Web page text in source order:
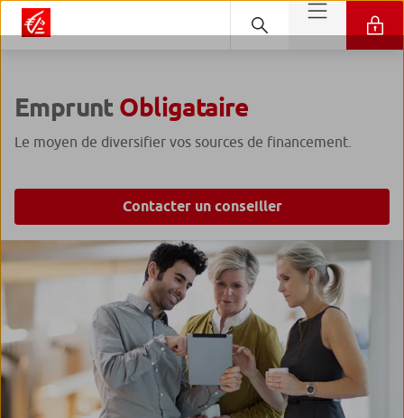
Emprunt Obligataire
Le moyen de diversifier vos sources de financement.
Contacter un conseiller